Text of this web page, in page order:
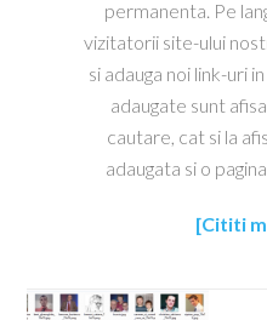
permanenta. Pe
vizitatorii site-ului
si adauga noi link-uri
adaugate sunt
cautare, cat si la
adaugata si o
[Cititi